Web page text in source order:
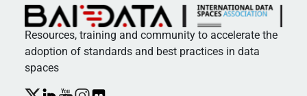
Resources, training and community to accelerate the
adoption of standards and best practices in data
spaces